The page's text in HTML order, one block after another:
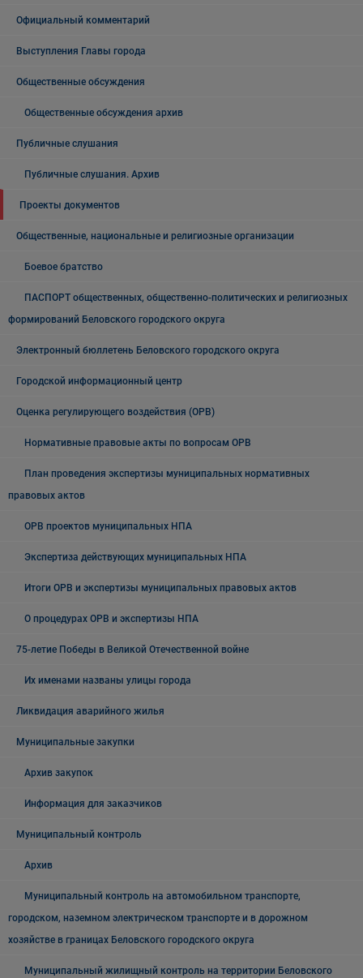
Официальный комментарий
Выступления Главы города
Общественные обсуждения
Общественные обсуждения архив
Публичные слушания
Публичные слушания. Архив
Проекты документов
Общественные, национальные и религиозные организации
Боевое братство
ПАСПОРТ общественных, общественно-политических и религиозных
формирований Беловского городского округа
Электронный бюллетень Беловского городского округа
Городской информационный центр
Оценка регулирующего воздействия (ОРВ)
Нормативные правовые акты по вопросам ОРВ
План проведения экспертизы муниципальных нормативных
правовых актов
ОРВ проектов муниципальных НПА
Экспертиза действующих муниципальных НПА
Итоги ОРВ и экспертизы муниципальных правовых актов
О процедурах ОРВ и экспертизы НПА
75-летие Победы в Великой Отечественной войне
Их именами названы улицы города
Ликвидация аварийного жилья
Муниципальные закупки
Архив закупок
Информация для заказчиков
Муниципальный контроль
Архив
Муниципальный контроль на автомобильном транспорте,
городском, наземном электрическом транспорте и в дорожном
хозяйстве в границах Беловского городского округа
Муниципальный жилищный контроль на территории Беловского